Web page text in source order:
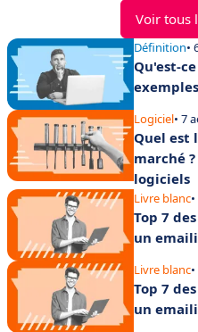
Voir tous
Définition•
Qu'est-
Logiciel• 7
Quel est
marché
logiciels
Livre blanc
Top 7
un
Livre blanc
Top 7
un